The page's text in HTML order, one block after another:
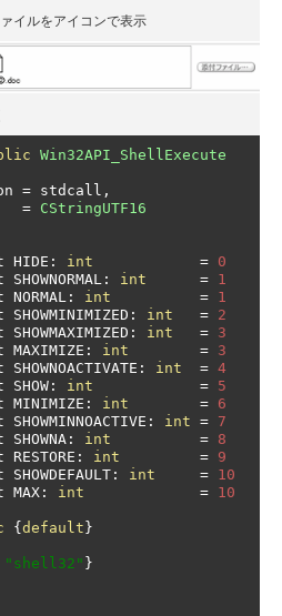
イルをアイコンで表示
Win32API_ShellExecute
= stdcall ,
= CStringUTF16
HIDE : int = 0
: int = 1
: int = 1
: int = 2
: int = 3
: int = 3
: int = 4
: int = 5
MINIMIZE : int = 6
: int = 7
: int = 8
: int = 9
: int = 10
: int = 10
{ default }
"shell32" }